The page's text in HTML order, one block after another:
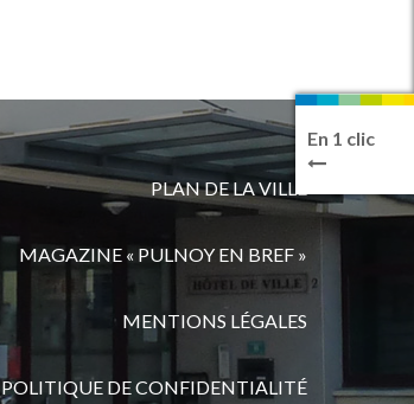
En 1 clic
PLAN DE LA VILLE
MAGAZINE « PULNOY EN BREF »
MENTIONS LÉGALES
POLITIQUE DE CONFIDENTIALITÉ